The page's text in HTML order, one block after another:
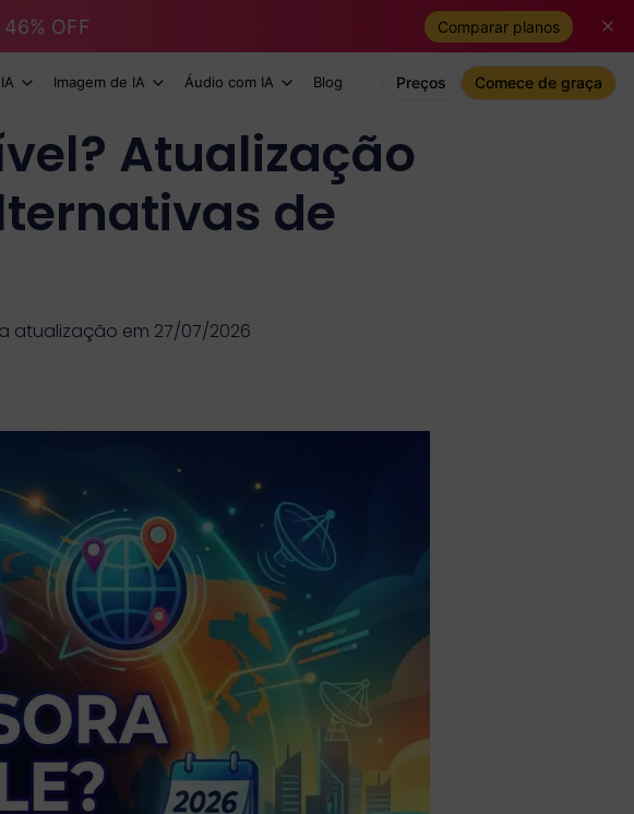
OFF Comparar planos
Imagem de IA Áudio com IA Blog Preços Comece de graça
Atualização
de
atualização em 27/07/2026